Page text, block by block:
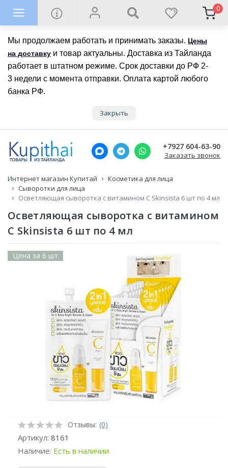
Мы продолжаем работать и принимать заказы. Цены
на доставку и товар актуальны. Доставка из Тайланда
работает в штатном режиме. Срок доставки до РФ 2-
3 недели с момента отправки. Оплата картой любого
банка РФ.
Закрыть
0
+7927 604-63-90
Заказать звонок
Интернет магазин Купитай
Косметика для лица
Сыворотки для лица
Осветляющая сыворотка с витамином С Skinsista 6 шт по 4 мл
Осветляющая сыворотка с витамином
С Skinsista 6 шт по 4 мл
Цена за 6 шт
Отзывы: (0)
Артикул: 8161
Наличие: Есть в наличии